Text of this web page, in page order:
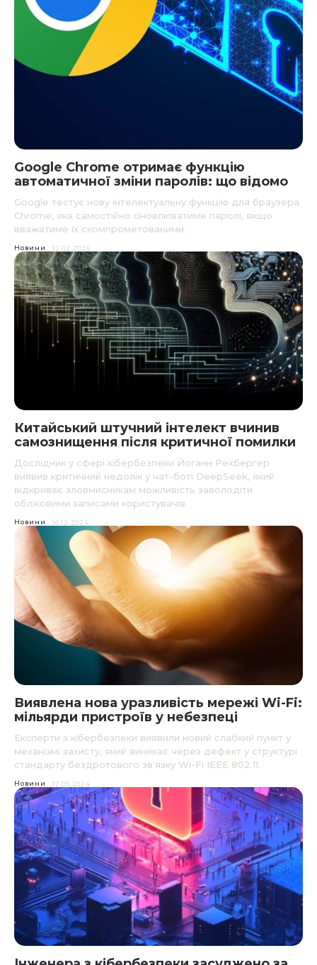
Google Chrome отримає функцію
автоматичної зміни паролів: що відомо
Google тестує нову інтелектуальну функцію для браузера
Chrome, яка самостійно оновлюватиме паролі, якщо
вважатиме їх скомпрометованими.
Новини 12.02.2025
Китайський штучний інтелект вчинив
самознищення після критичної помилки
Дослідник у сфері кібербезпеки Йоганн Рехбергер
виявив критичний недолік у чат-боті DeepSeek, який
відкриває зловмисникам можливість заволодіти
обліковими записами користувачів.
Новини 16.12.2024
Виявлена нова уразливість мережі Wi-Fi:
мільярди пристроїв у небезпеці
Експерти з кібербезпеки виявили новий слабкий пункт у
механізмі захисту, який виникає через дефект у структурі
стандарту бездротового зв'язку Wi-Fi IEEE 802.11.
Новини 17.05.2024